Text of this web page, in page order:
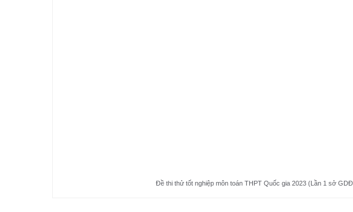
Đề thi thử tốt nghiệp môn toán THPT Quốc gia 2023 (Lần 1 sở